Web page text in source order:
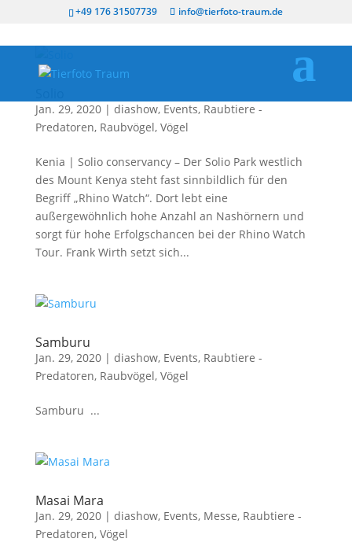
+49 176 31507739 info@tierfoto-traum.de
Jan. 29, 2020| diashow, Events, Raubtiere -
Predatoren, Raubvögel, Vögel
Kenia | Solio conservancy – Der Solio Park westlich
des Mount Kenya steht fast sinnbildlich für den
Begriff „Rhino Watch“. Dort lebt eine
außergewöhnlich hohe Anzahl an Nashörnern und
sorgt für hohe Erfolgschancen bei der Rhino Watch
Tour. Frank Wirth setzt sich...
Samburu
Jan. 29, 2020| diashow, Events, Raubtiere -
Predatoren, Raubvögel, Vögel
Samburu ...
Masai Mara
Jan. 29, 2020| diashow, Events, Messe, Raubtiere -
Predatoren, Vögel